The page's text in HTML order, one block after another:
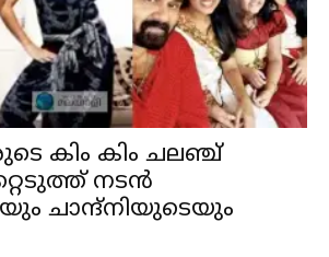
കിം കിം ചലഞ്ച്
നടൻ
ചാന്ദ്‌നിയുടെയും